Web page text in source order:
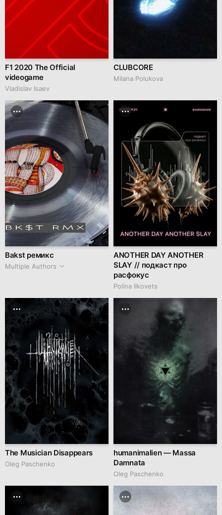
F1 2020 The Official
videogame
Vladislav Isaev
CLUBCORE
Milana Polukova
Bakst ремикс
Multiple Authors
ANOTHER DAY ANOTHER
SLAY // подкаст про
расфокус
Polina Ilkovets
The Musician Disappears
Oleg Paschenko
humanimalien — Massa
Damnata
Oleg Paschenko